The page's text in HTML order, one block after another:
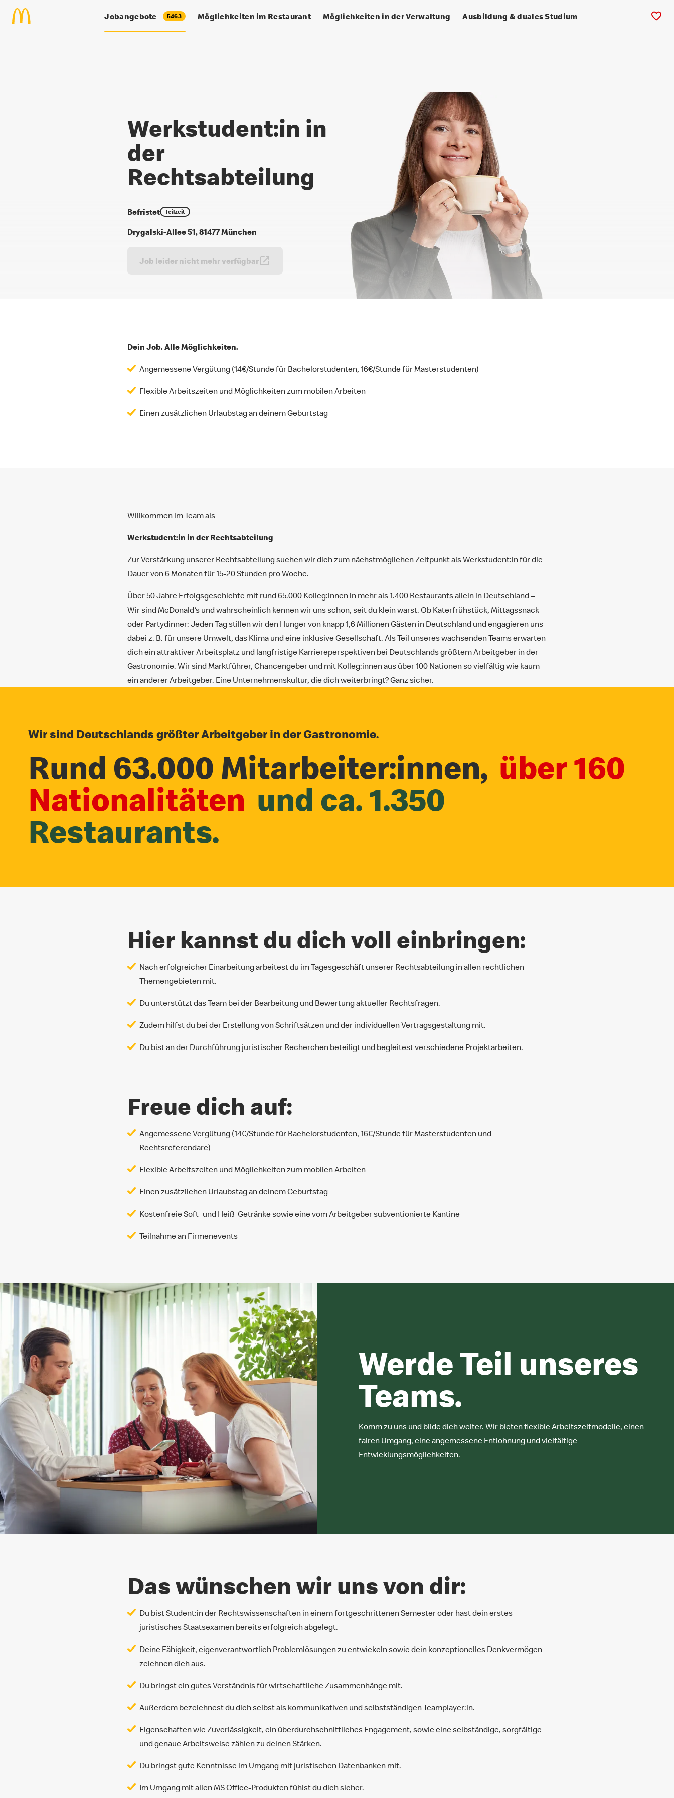
Zum Hauptinhalt springenJobangebote 5463 Möglichkeiten im Restaurant Möglichkeiten in der Verwaltung Ausbildung & duales Studium
Werkstudent:in in
der
Rechtsabteilung
Befristet Teilzeit
Drygalski-Allee 51, 81477 München
Job leider nicht mehr verfügbar
Dein Job. Alle Möglichkeiten.
Angemessene Vergütung (14€/Stunde für Bachelorstudenten, 16€/Stunde für Masterstudenten)
Flexible Arbeitszeiten und Möglichkeiten zum mobilen Arbeiten
Einen zusätzlichen Urlaubstag an deinem Geburtstag
Willkommen im Team als
Werkstudent:in in der Rechtsabteilung
Zur Verstärkung unserer Rechtsabteilung suchen wir dich zum nächstmöglichen Zeitpunkt als Werkstudent:in für die
Dauer von 6 Monaten für 15-20 Stunden pro Woche.
Über 50 Jahre Erfolgsgeschichte mit rund 65.000 Kolleg:innen in mehr als 1.400 Restaurants allein in Deutschland ‒
Wir sind McDonald‘s und wahrscheinlich kennen wir uns schon, seit du klein warst. Ob Katerfrühstück, Mittagssnack
oder Partydinner: Jeden Tag stillen wir den Hunger von knapp 1,6 Millionen Gästen in Deutschland und engagieren uns
dabei z. B. für unsere Umwelt, das Klima und eine inklusive Gesellschaft. Als Teil unseres wachsenden Teams erwarten
dich ein attraktiver Arbeitsplatz und langfristige Karriereperspektiven bei Deutschlands größtem Arbeitgeber in der
Gastronomie. Wir sind Marktführer, Chancengeber und mit Kolleg:innen aus über 100 Nationen so vielfältig wie kaum
ein anderer Arbeitgeber. Eine Unternehmenskultur, die dich weiterbringt? Ganz sicher.
Wir sind Deutschlands größter Arbeitgeber in der Gastronomie.
Rund 63.000 Mitarbeiter:innen, über 160
Nationalitäten und ca. 1.350
Restaurants.
Hier kannst du dich voll einbringen:
Nach erfolgreicher Einarbeitung arbeitest du im Tagesgeschäft unserer Rechtsabteilung in allen rechtlichen
Themengebieten mit.
Du unterstützt das Team bei der Bearbeitung und Bewertung aktueller Rechtsfragen.
Zudem hilfst du bei der Erstellung von Schriftsätzen und der individuellen Vertragsgestaltung mit.
Du bist an der Durchführung juristischer Recherchen beteiligt und begleitest verschiedene Projektarbeiten.
Freue dich auf:
Angemessene Vergütung (14€/Stunde für Bachelorstudenten, 16€/Stunde für Masterstudenten und
Rechtsreferendare)
Flexible Arbeitszeiten und Möglichkeiten zum mobilen Arbeiten
Einen zusätzlichen Urlaubstag an deinem Geburtstag
Kostenfreie Soft- und Heiß-Getränke sowie eine vom Arbeitgeber subventionierte Kantine
Teilnahme an Firmenevents
Werde Teil unseres
Teams.
Komm zu uns und bilde dich weiter. Wir bieten flexible Arbeitszeitmodelle, einen
fairen Umgang, eine angemessene Entlohnung und vielfältige
Entwicklungsmöglichkeiten.
Das wünschen wir uns von dir:
Du bist Student:in der Rechtswissenschaften in einem fortgeschrittenen Semester oder hast dein erstes
juristisches Staatsexamen bereits erfolgreich abgelegt.
Deine Fähigkeit, eigenverantwortlich Problemlösungen zu entwickeln sowie dein konzeptionelles Denkvermögen
zeichnen dich aus.
Du bringst ein gutes Verständnis für wirtschaftliche Zusammenhänge mit.
Außerdem bezeichnest du dich selbst als kommunikativen und selbstständigen Teamplayer:in.
Eigenschaften wie Zuverlässigkeit, ein überdurchschnittliches Engagement, sowie eine selbständige, sorgfältige
und genaue Arbeitsweise zählen zu deinen Stärken.
Du bringst gute Kenntnisse im Umgang mit juristischen Datenbanken mit.
Im Umgang mit allen MS Office-Produkten fühlst du dich sicher.